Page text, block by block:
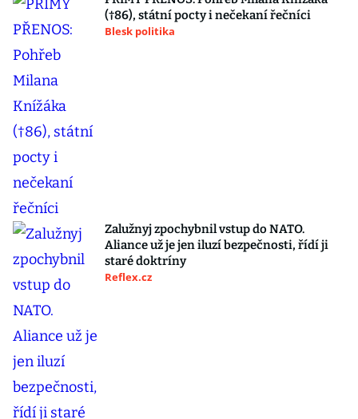
(†86), státní pocty i nečekaní řečníci
Blesk politika
Zalužnyj zpochybnil vstup do NATO.
Aliance už je jen iluzí bezpečnosti, řídí ji
staré doktríny
Reflex.cz